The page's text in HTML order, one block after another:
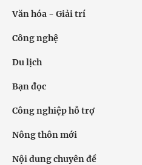
Văn hóa - Giải trí
Công nghệ
Du lịch
Bạn đọc
Công nghiệp hỗ trợ
Nông thôn mới
Nội dung chuyên đề